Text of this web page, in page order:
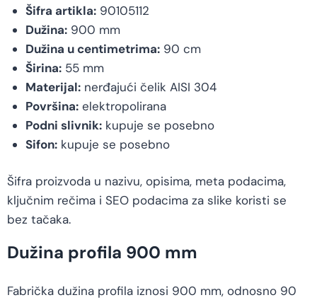
Šifra artikla:90105112
Dužina:900 mm
Dužina u centimetrima:90 cm
Širina:55 mm
Materijal:nerđajući čelik AISI 304
Površina:elektropolirana
Podni slivnik:kupuje se posebno
Sifon:kupuje se posebno
Šifra proizvoda u nazivu, opisima, meta podacima,
ključnim rečima i SEO podacima za slike koristi se
bez tačaka.
Dužina profila 900 mm
Fabrička dužina profila iznosi 900 mm, odnosno 90